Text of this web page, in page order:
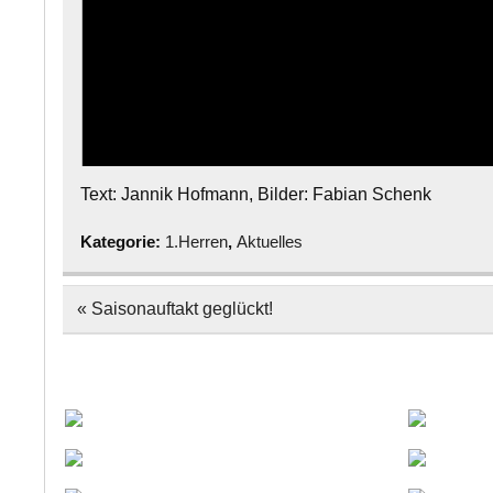
Text: Jannik Hofmann, Bilder: Fabian Schenk
Kategorie: 1.Herren,Aktuelles
Beitragsnavigation
« Saisonauftakt geglückt!